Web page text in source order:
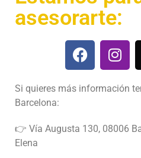
asesorarte:
Si quieres más información
Barcelona:
👉 Vía Augusta 130, 08006
Elena